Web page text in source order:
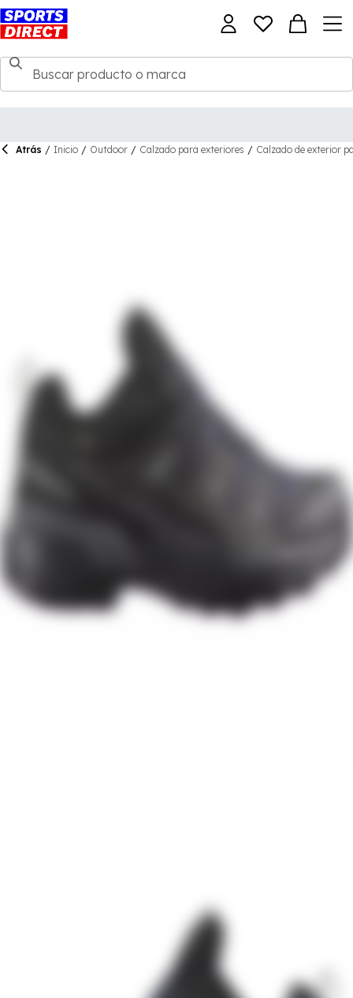
Atrás / Inicio / Outdoor / Calzado para exteriores / Calzado de exterior